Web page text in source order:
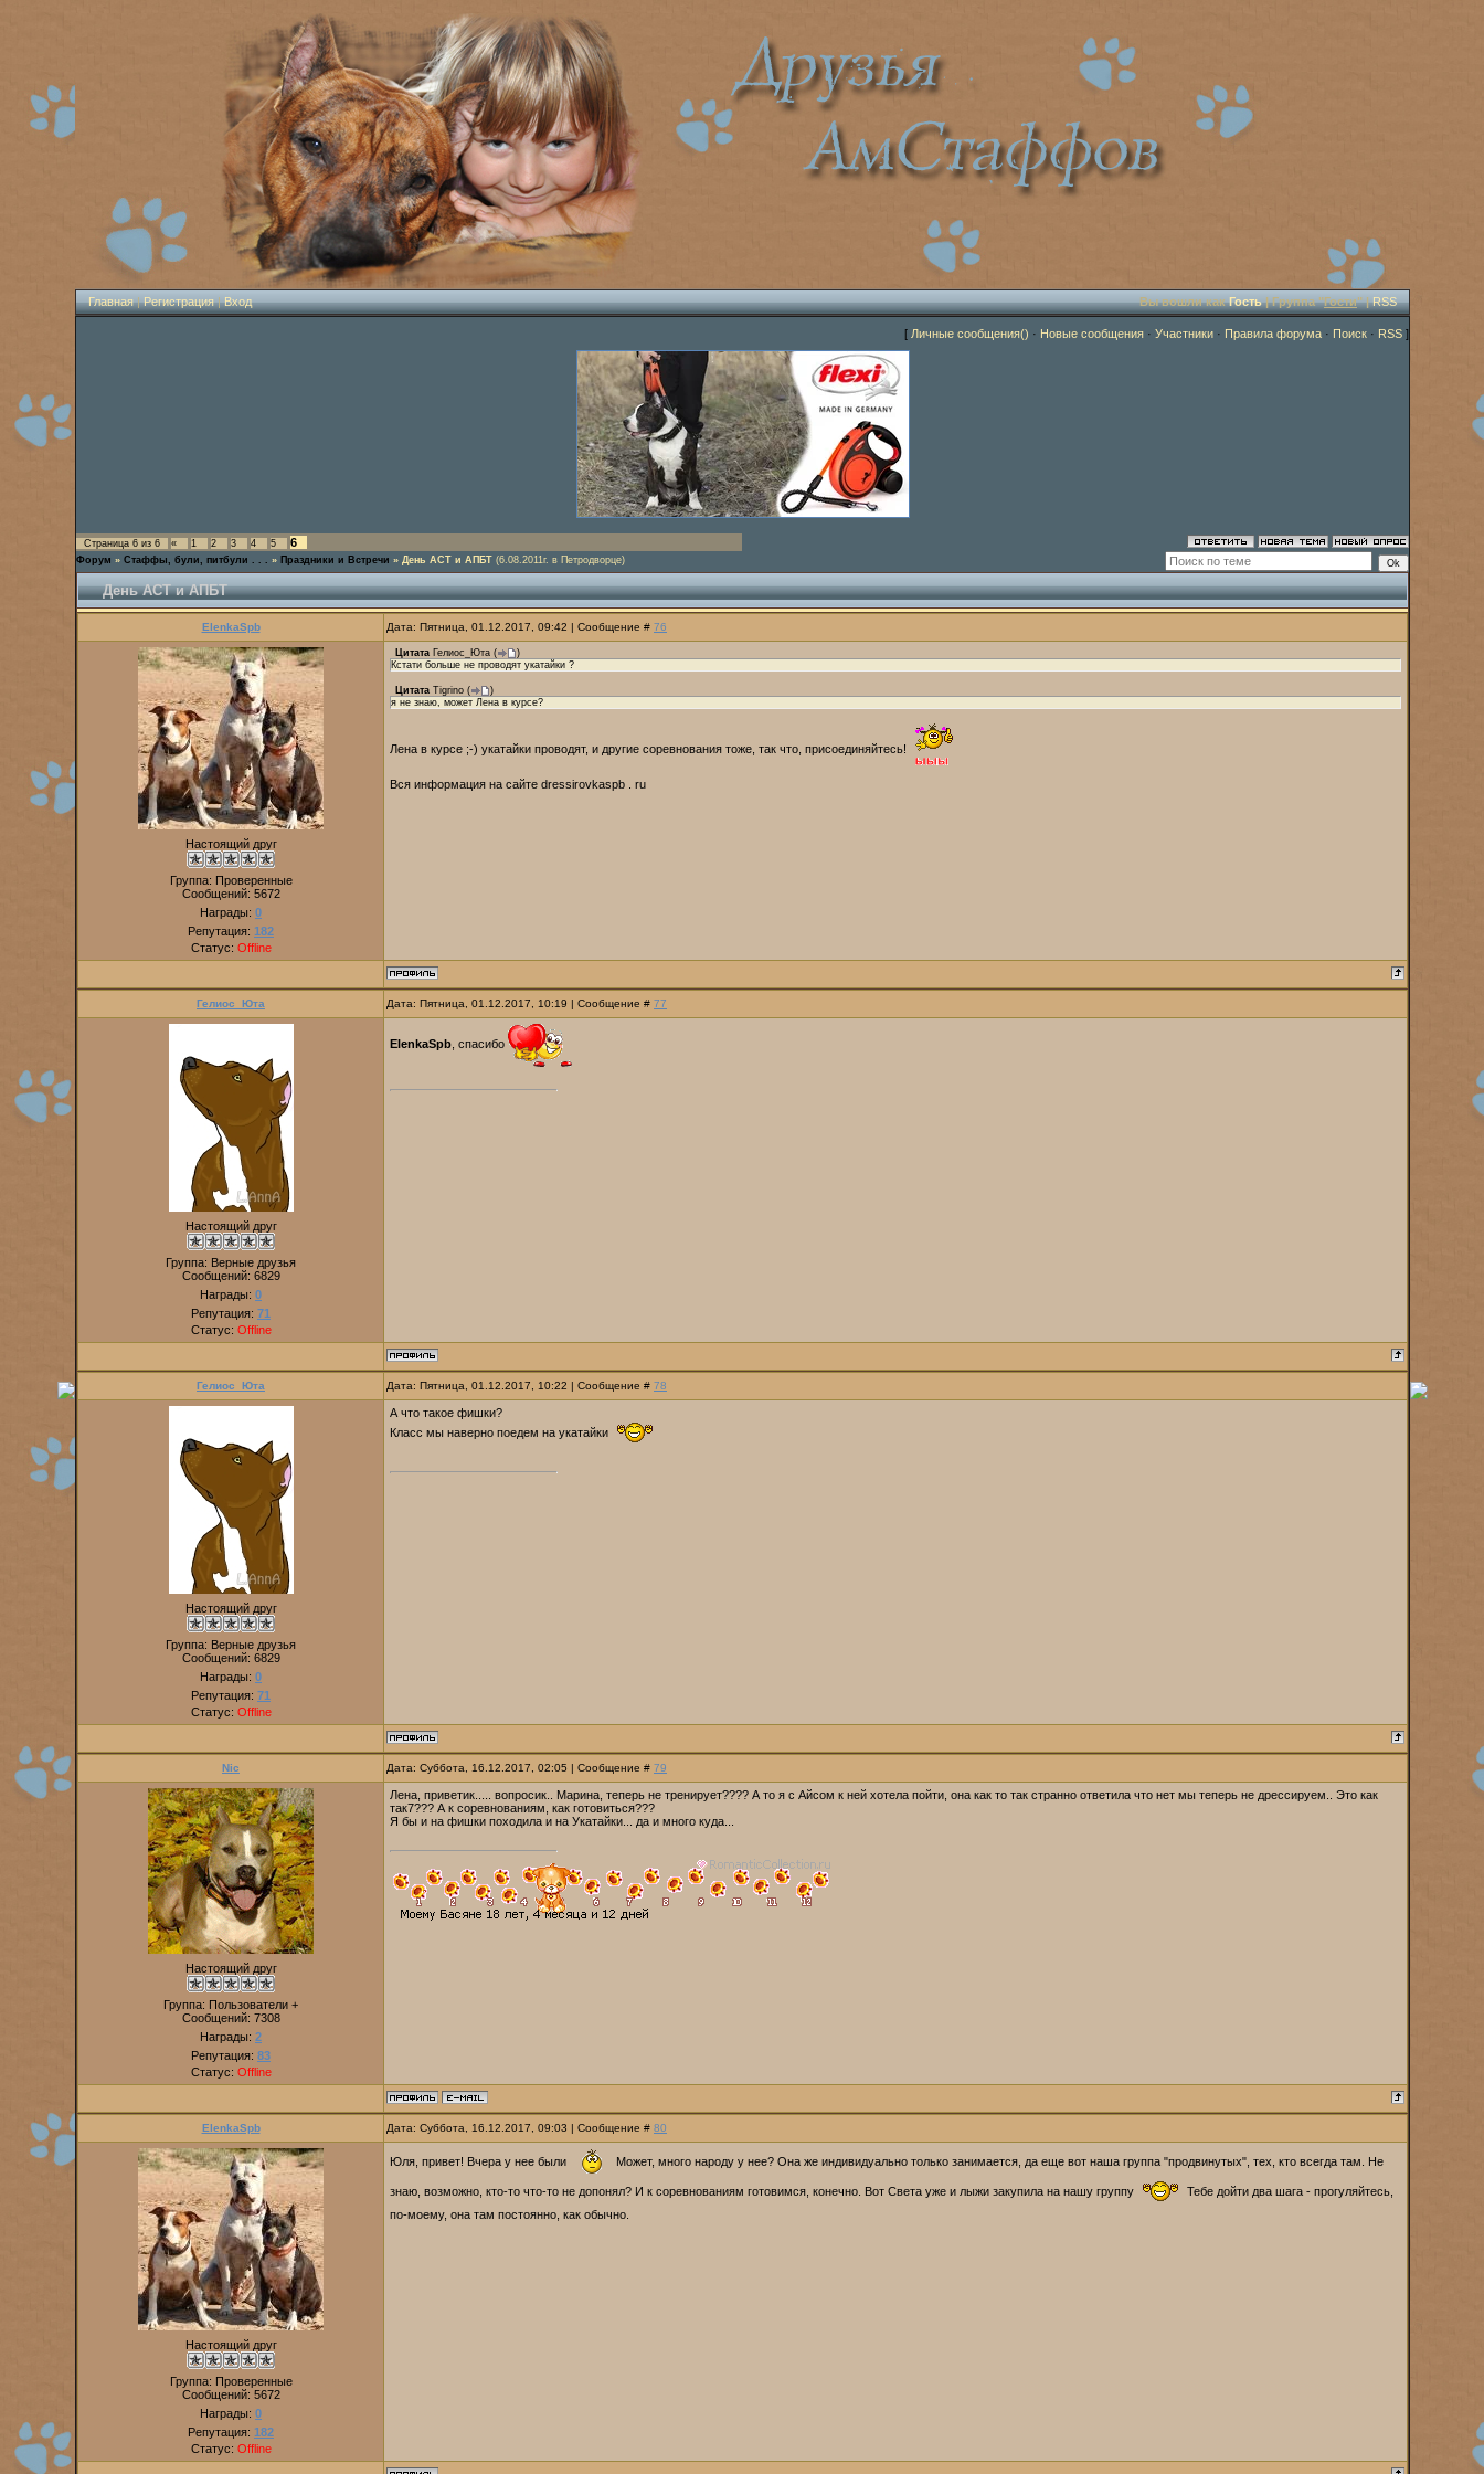
Главная|Регистрация|Вход Вы вошли какГость| Группа "Гости" |RSS
[ Личные сообщения() · Новые сообщения · Участники · Правила форума · Поиск · RSS ]
Страница 6 из 6 « 1 2 3 4 5 6
Форум » Стаффы, були, питбули . . . » Праздники и Встречи » День АСТ и АПБТ (6.08.2011г. в Петродворце)
День АСТ и АПБТ
ElenkaSpb Дата: Пятница, 01.12.2017, 09:42 | Сообщение # 76
Настоящий друг
Группа: Проверенные
Сообщений: 5672
Награды: 0
Репутация: 182
Статус: Offline
Цитата Гелиос_Юта (
)
Кстати больше не проводят укатайки ?
Цитата Tigrino (
)
я не знаю, может Лена в курсе?
Лена в курсе ;-) укатайки проводят, и другие соревнования тоже, так что, присоединяйтесь!
Вся информация на сайте dressirovkaspb . ru
Гелиос_Юта Дата: Пятница, 01.12.2017, 10:19 | Сообщение # 77
Настоящий друг
Группа: Верные друзья
Сообщений: 6829
Награды: 0
Репутация: 71
Статус: Offline
ElenkaSpb , спасибо
Гелиос_Юта Дата: Пятница, 01.12.2017, 10:22 | Сообщение # 78
Настоящий друг
Группа: Верные друзья
Сообщений: 6829
Награды: 0
Репутация: 71
Статус: Offline
А что такое фишки?
Класс мы наверно поедем на укатайки
Nic Дата: Суббота, 16.12.2017, 02:05 | Сообщение # 79
Настоящий друг
Группа: Пользователи +
Сообщений: 7308
Награды: 2
Репутация: 83
Статус: Offline
Лена, приветик..... вопросик.. Марина, теперь не тренирует???? А то я с Айсом к ней хотела пойти, она как то так странно ответила что нет мы теперь не дрессируем.. Это как
так7??? А к соревнованиям, как готовиться???
Я бы и на фишки походила и на Укатайки... да и много куда...
ElenkaSpb Дата: Суббота, 16.12.2017, 09:03 | Сообщение # 80
Настоящий друг
Группа: Проверенные
Сообщений: 5672
Награды: 0
Репутация: 182
Статус: Offline
Юля, привет! Вчера у нее были Может, много народу у нее? Она же индивидуально только занимается, да еще вот наша группа "продвинутых", тех, кто всегда там. Не
знаю, возможно, кто-то что-то не допонял? И к соревнованиям готовимся, конечно. Вот Света уже и лыжи закупила на нашу группу
Тебе дойти два шага - прогуляйтесь,
по-моему, она там постоянно, как обычно.